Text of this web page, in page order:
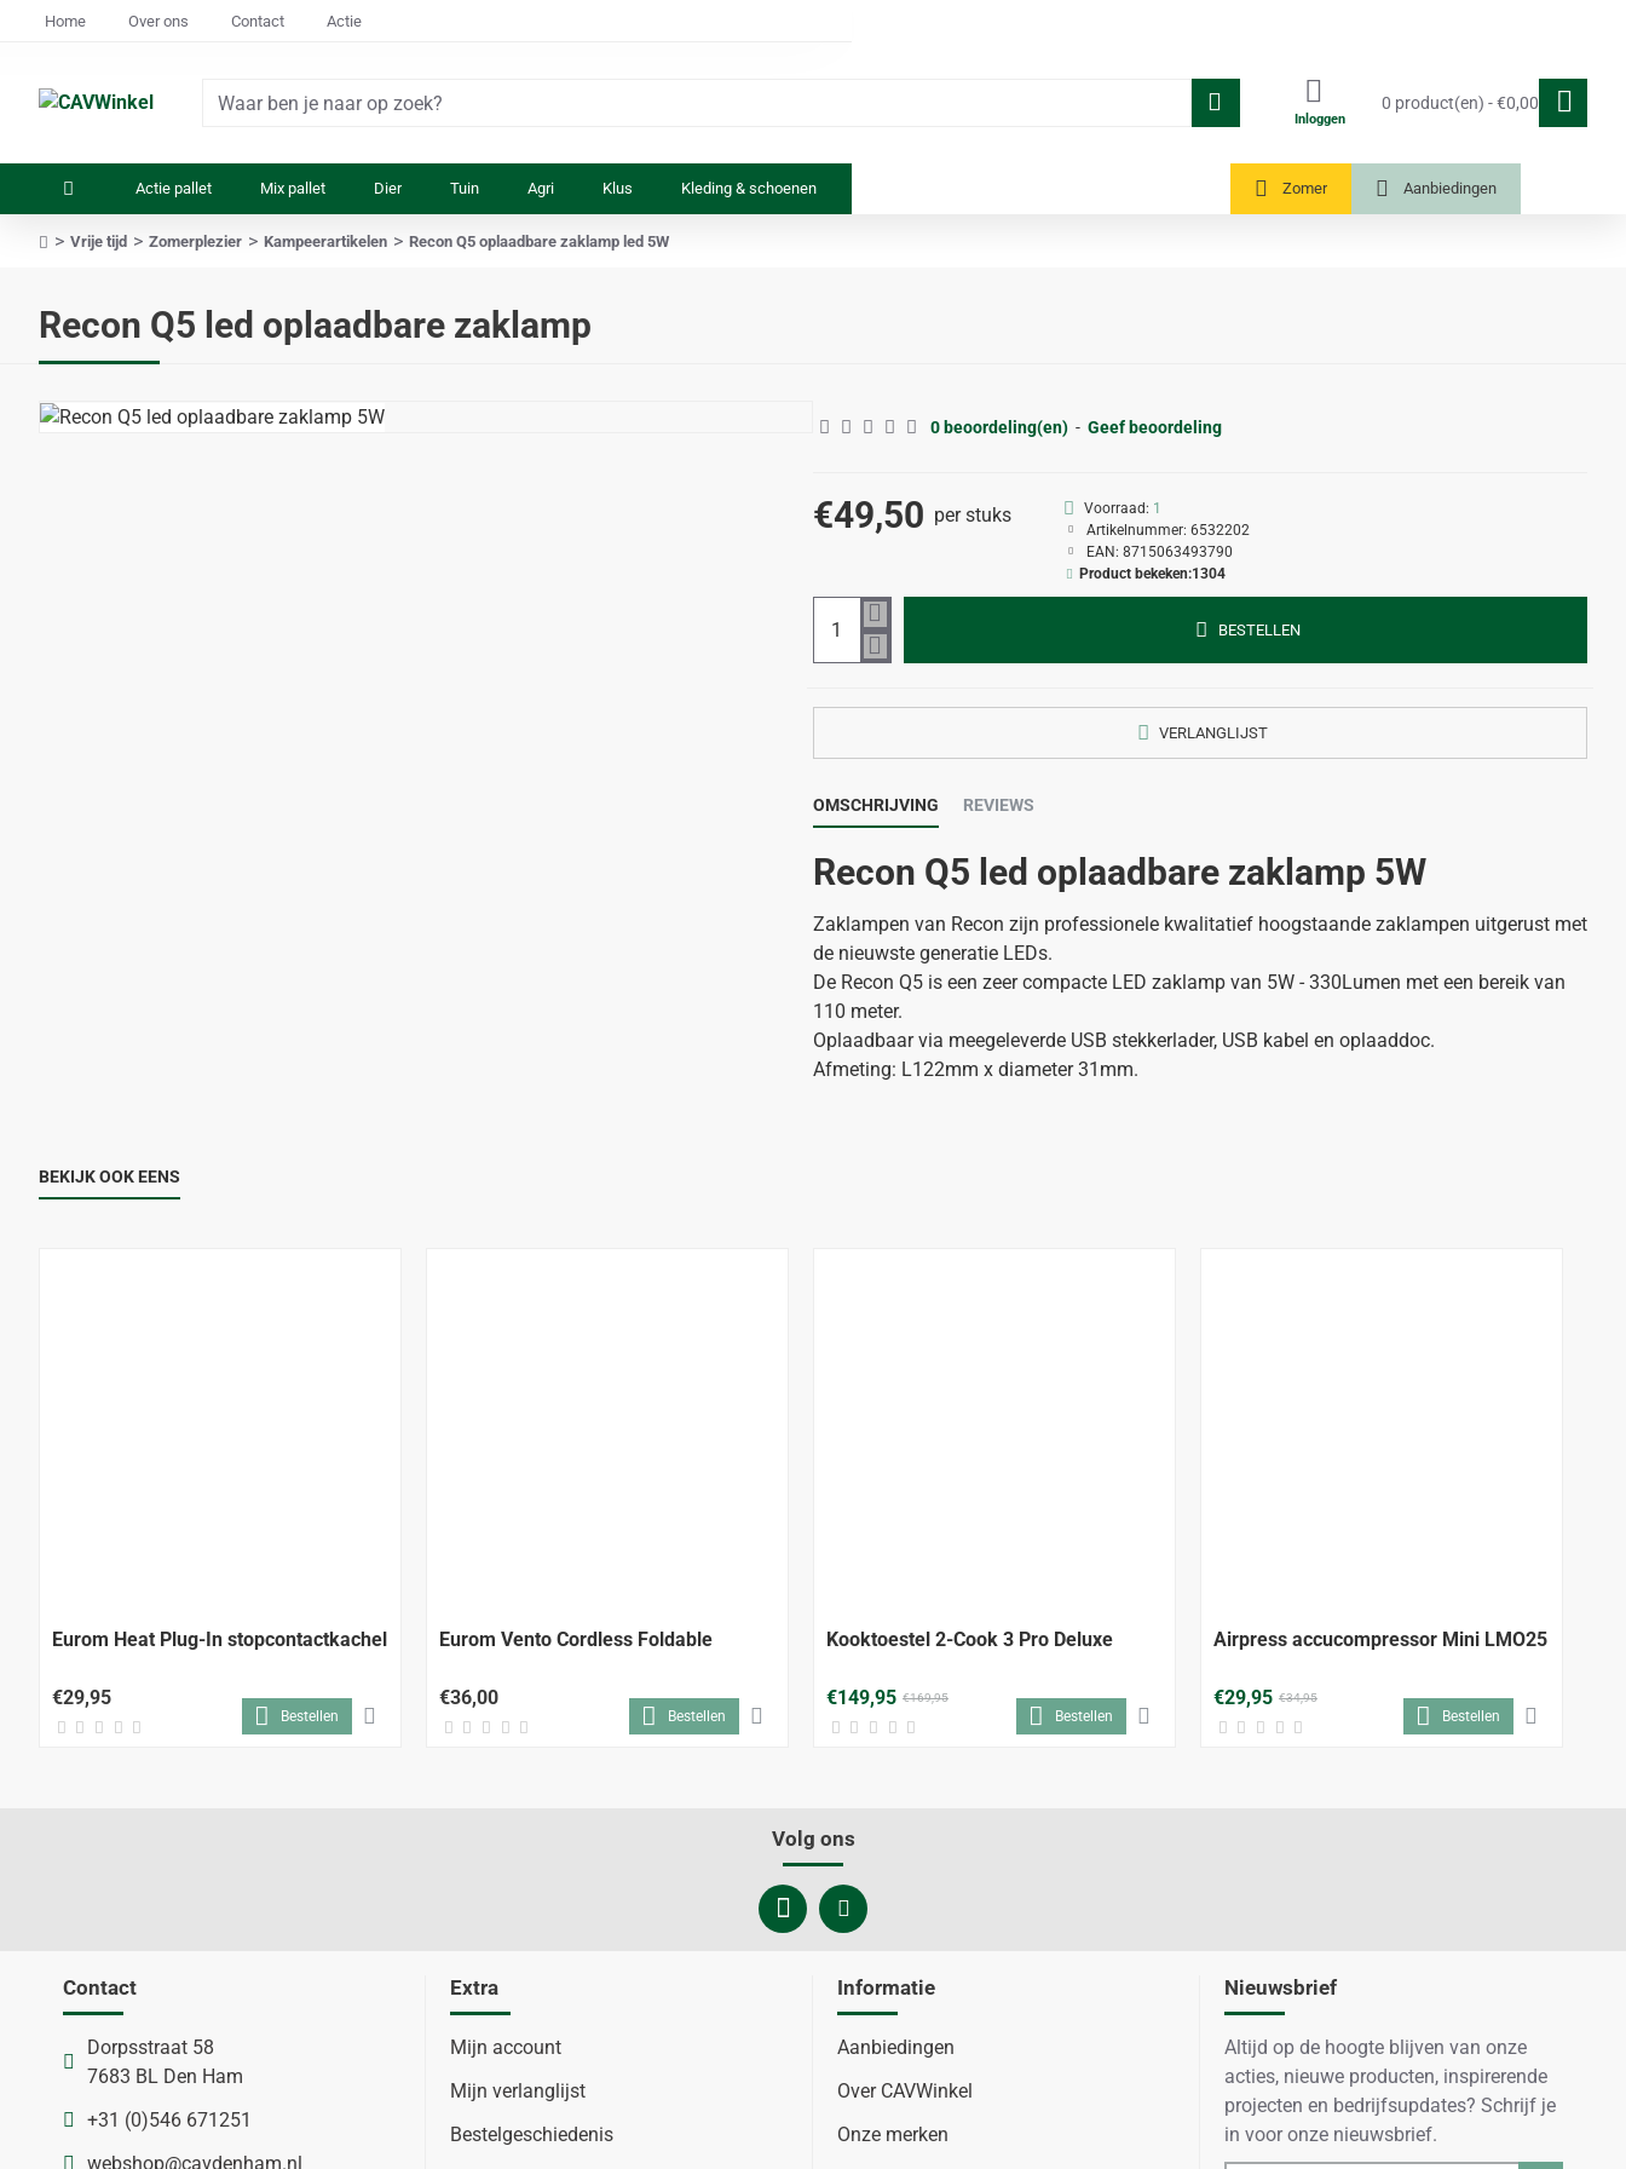
Home Over ons Contact Actie
Waar
op
Inloggen
0 product(en) - €0,00
Actie pallet Mix pallet Dier Tuin Agri Klus Kleding & schoenen Zomer Aanbiedingen
Recon Q5 led oplaadbare zaklamp
Vrije tijd Zomerplezier Kampeerartikelen Recon Q5 oplaadbare zaklamp led 5W
0 beoordeling(en) - Geef beoordeling
€49,50 per stuks Voorraad: 1
Artikelnummer: 6532202
EAN: 8715063493790
Product bekeken:1304
BESTELLEN
VERLANGLIJST
OMSCHRIJVING REVIEWS
Recon Q5 led oplaadbare zaklamp 5W
Zaklampen van Recon zijn professionele kwalitatief hoogstaande zaklampen uitgerust met
de nieuwste generatie LEDs.
De Recon Q5 is een zeer compacte LED zaklamp van 5W - 330Lumen met een bereik van
110 meter.
Oplaadbaar via meegeleverde USB stekkerlader, USB kabel en oplaaddoc.
Afmeting: L122mm x diameter 31mm.
BEKIJK OOK EENS
Eurom Heat Plug-In stopcontactkachel
€29,95
Bestellen
Eurom Vento Cordless Foldable
€36,00
Bestellen
Kooktoestel 2-Cook 3 Pro Deluxe
€149,95 €169,95
Bestellen
-14%
Airpress accucompressor Mini LMO25
€29,95 €34,95
Bestellen
Volg ons
Contact
Dorpsstraat 58
7683 BL Den Ham
+31 (0)546 671251
webshop@cavdenham.nl
Extra
Mijn account
Mijn verlanglijst
Bestelgeschiedenis
Informatie
Aanbiedingen
Over CAVWinkel
Onze merken
Nieuwsbrief
Altijd op de hoogte blijven van onze
acties, nieuwe producten, inspirerende
projecten en bedrijfsupdates? Schrijf je
in voor onze nieuwsbrief.